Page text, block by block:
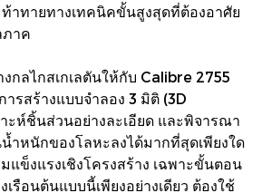
าทายทางเทคนิคขั้นสูงสุดที่ต้องอาศัย
ภาค
กลไกสเกเลตันให้กับ Calibre 2755
ารสร้างแบบจำลอง 3 มิติ (3D
ะห์ชิ้นส่วนอย่างละเอียด และพิจารณา
ำหนักของโลหะลงได้มากที่สุดเพียงใด
แข็งแรงเชิงโครงสร้าง เฉพาะขั้นตอน
รือนต้นแบบนี้เพียงอย่างเดียว ต้องใช้